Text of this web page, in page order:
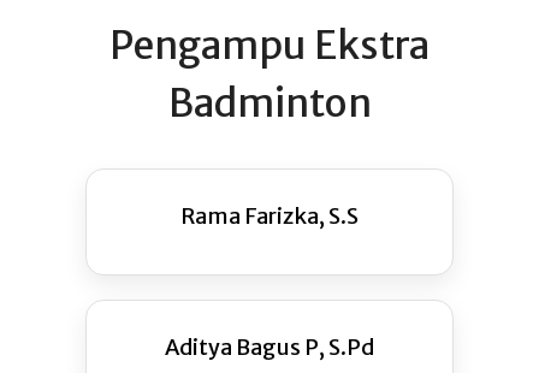
Pengampu Ekstra
Badminton
Rama Farizka, S.S
Aditya Bagus P, S.Pd